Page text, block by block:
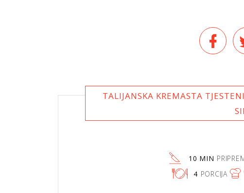
TALIJANSKA KREMASTA
10 MIN
4 PORCIJA